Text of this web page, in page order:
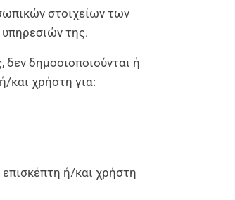
στοιχείων των
της.
δημοσιοποιούνται ή
και χρήστη για:
ή/και χρήστη